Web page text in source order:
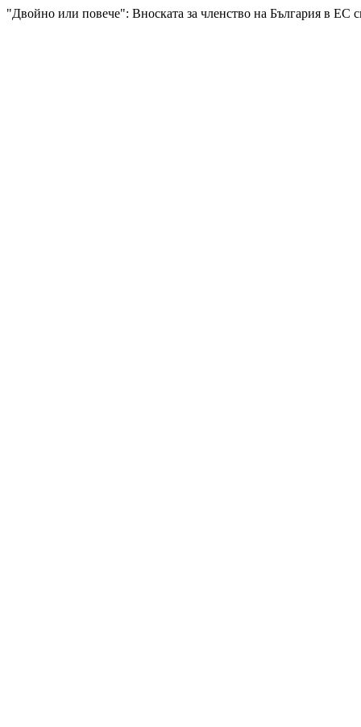
"Двойно или повече": Вноската за членство на България в ЕС